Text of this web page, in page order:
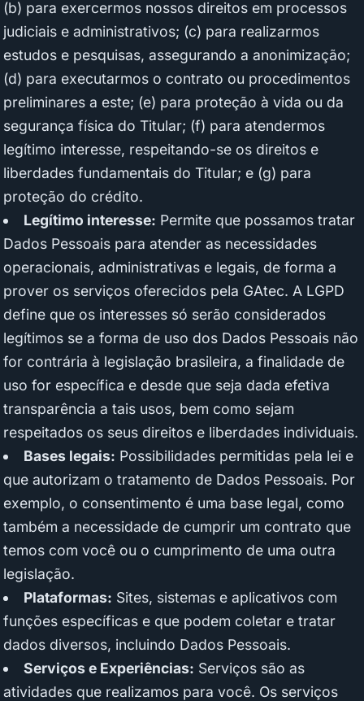
(b) para exercermos nossos direitos em processos
judiciais e administrativos; (c) para realizarmos
estudos e pesquisas, assegurando a anonimização;
(d) para executarmos o contrato ou procedimentos
preliminares a este; (e) para proteção à vida ou da
segurança física do Titular; (f) para atendermos
legítimo interesse, respeitando-se os direitos e
liberdades fundamentais do Titular; e (g) para
proteção do crédito.
Legítimo interesse: Permite que possamos tratar
Dados Pessoais para atender as necessidades
operacionais, administrativas e legais, de forma a
prover os serviços oferecidos pela GAtec. A LGPD
define que os interesses só serão considerados
legítimos se a forma de uso dos Dados Pessoais não
for contrária à legislação brasileira, a finalidade de
uso for específica e desde que seja dada efetiva
transparência a tais usos, bem como sejam
respeitados os seus direitos e liberdades individuais.
Bases legais: Possibilidades permitidas pela lei e
que autorizam o tratamento de Dados Pessoais. Por
exemplo, o consentimento é uma base legal, como
também a necessidade de cumprir um contrato que
temos com você ou o cumprimento de uma outra
legislação.
Plataformas: Sites, sistemas e aplicativos com
funções específicas e que podem coletar e tratar
dados diversos, incluindo Dados Pessoais.
Serviços e Experiências: Serviços são as
atividades que realizamos para você. Os serviços